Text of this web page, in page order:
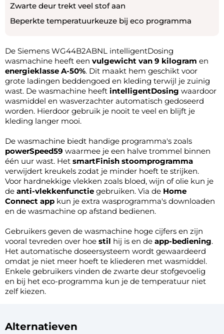
Zwarte deur trekt veel stof aan
Beperkte temperatuurkeuze bij eco programma
De Siemens WG44B2ABNL intelligentDosing
wasmachine heeft een vulgewicht van 9 kilogram en
energieklasse A-50%. Dit maakt hem geschikt voor
grote ladingen beddengoed en kleding terwijl je zuinig
wast. De wasmachine heeft intelligentDosing waardoor
wasmiddel en wasverzachter automatisch gedoseerd
worden. Hierdoor gebruik je nooit te veel en blijft je
kleding langer mooi.
De wasmachine biedt handige programma's zoals
powerSpeed59 waarmee je een halve trommel binnen
één uur wast. Het smartFinish stoomprogramma
verwijdert kreukels zodat je minder hoeft te strijken.
Voor hardnekkige vlekken zoals bloed, wijn of olie kun je
de anti-vlekkenfunctie gebruiken. Via de Home
Connect app kun je extra wasprogramma's downloaden
en de wasmachine op afstand bedienen.
Gebruikers geven de wasmachine hoge cijfers en zijn
vooral tevreden over hoe stil hij is en de app-bediening.
Het automatische doseersysteem wordt gewaardeerd
omdat je niet meer hoeft te kliederen met wasmiddel.
Enkele gebruikers vinden de zwarte deur stofgevoelig
en bij het eco-programma kun je de temperatuur niet
zelf kiezen.
Alternatieven